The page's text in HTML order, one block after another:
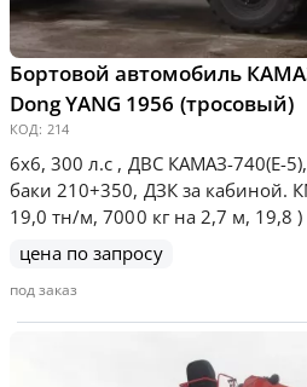
Бортовой автомобиль
Dong YANG 1956 (тросовый)
КОД: 214
6х6, 300 л.с , ДВС КАМАЗ-740(E-
баки 210+350, ДЗК за кабиной.
19,0 тн/м, 7000 кг на 2,7 м, 19,8 )
цена по запросу
под заказ